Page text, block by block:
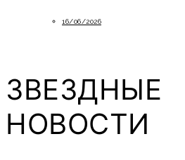
16/06/2026
ЗВЕЗДНЫЕ
НОВОСТИ